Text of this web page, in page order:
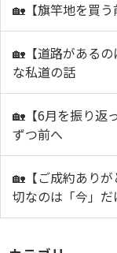
🏡【旗竿地を買
🏡【道路がある
な私道の話
🏡【6月を振り返
ずつ前へ
🏡【ご成約あり
切なのは「今」